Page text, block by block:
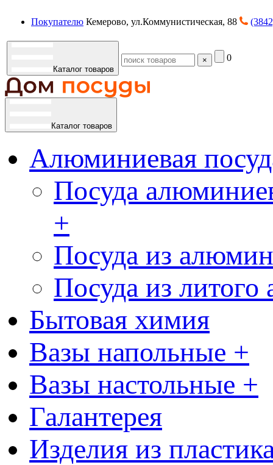
Покупателю Кемерово, ул.Коммунистическая, 88
Каталог товаров
× 0
Каталог товаров
Алюминиевая
Посуда
+
Посуда из
Посуда из
Бытовая химия
Вазы напольные +
Вазы настольные +
Галантерея
Изделия из